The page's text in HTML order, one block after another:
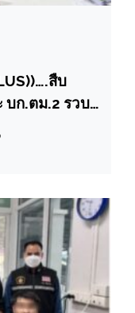
สืบ
บก.ตม.2 รวบ
าติ จับได้ขณะ
ก่อเหตุอีก